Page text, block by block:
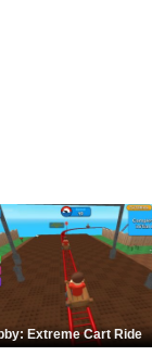
Extreme Cart Ride